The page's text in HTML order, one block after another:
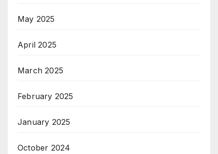
May 2025
April 2025
March 2025
February 2025
January 2025
October 2024